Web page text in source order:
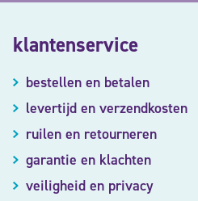
klantenservice
bestellen en betalen
levertijd en verzendkosten
ruilen en retourneren
garantie en klachten
veiligheid en privacy